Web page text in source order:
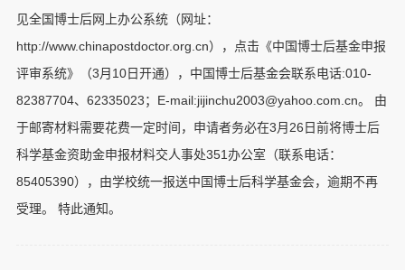
见全国博士后网上办公系统（网址：
http://www.chinapostdoctor.org.cn），点击《中国博士后基金申报
评审系统》（3月10日开通），中国博士后基金会联系电话:010-
82387704、62335023；E-mail:jijinchu2003@yahoo.com.cn。 由
于邮寄材料需要花费一定时间，申请者务必在3月26日前将博士后
科学基金资助金申报材料交人事处351办公室（联系电话：
85405390），由学校统一报送中国博士后科学基金会，逾期不再
受理。 特此通知。